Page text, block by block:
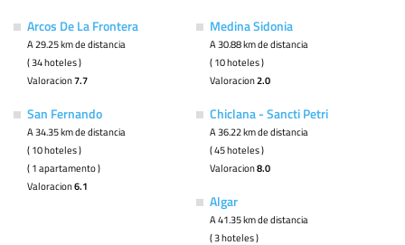
Arcos De La Frontera
A 29.25 km de distancia
( 34 hoteles )
Valoracion7.7
Medina Sidonia
A 30.88 km de distancia
( 10 hoteles )
Valoracion2.0
San Fernando
A 34.35 km de distancia
( 10 hoteles )
( 1 apartamento )
Valoracion6.1
Chiclana - Sancti Petri
A 36.22 km de distancia
( 45 hoteles )
Valoracion8.0
Algar
A 41.35 km de distancia
( 3 hoteles )